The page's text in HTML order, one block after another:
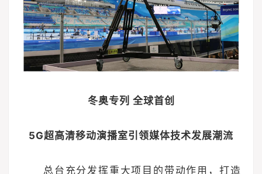
冬奥专列 全球首创
5G超高清移动演播室引领媒体技术发展潮流
总台充分发挥重大项目的带动作用，打造